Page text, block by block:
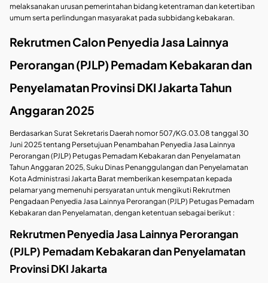
melaksanakan urusan pemerintahan bidang ketentraman dan ketertiban
umum serta perlindungan masyarakat pada subbidang kebakaran.
Rekrutmen Calon Penyedia Jasa Lainnya
Perorangan (PJLP) Pemadam Kebakaran dan
Penyelamatan Provinsi DKI Jakarta Tahun
Anggaran 2025
Berdasarkan Surat Sekretaris Daerah nomor 507/KG.03.08 tanggal 30
Juni 2025 tentang Persetujuan Penambahan Penyedia Jasa Lainnya
Perorangan (PJLP) Petugas Pemadam Kebakaran dan Penyelamatan
Tahun Anggaran 2025, Suku Dinas Penanggulangan dan Penyelamatan
Kota Administrasi Jakarta Barat memberikan kesempatan kepada
pelamar yang memenuhi persyaratan untuk mengikuti Rekrutmen
Pengadaan Penyedia Jasa Lainnya Perorangan (PJLP) Petugas Pemadam
Kebakaran dan Penyelamatan, dengan ketentuan sebagai berikut :
Rekrutmen Penyedia Jasa Lainnya Perorangan
(PJLP) Pemadam Kebakaran dan Penyelamatan
Provinsi DKI Jakarta